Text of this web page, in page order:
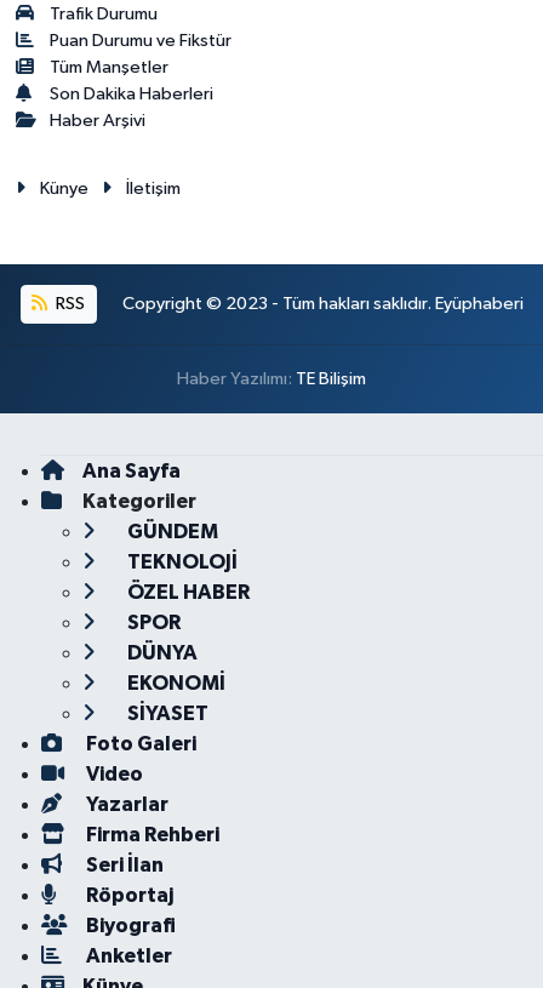
Trafik Durumu
Puan Durumu ve Fikstür
Tüm Manşetler
Son Dakika Haberleri
Haber Arşivi
Künye İletişim
RSS Copyright © 2023 - Tüm hakları saklıdır. Eyüphaberi
Haber Yazılımı: TE Bilişim
Ana Sayfa
Kategoriler
GÜNDEM
TEKNOLOJİ
ÖZEL HABER
SPOR
DÜNYA
EKONOMİ
SİYASET
Foto Galeri
Video
Yazarlar
Firma Rehberi
Seri İlan
Röportaj
Biyografi
Anketler